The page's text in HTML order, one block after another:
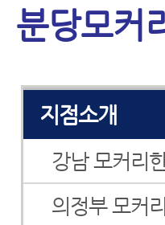
분당모커
의료진소개
지점소개
강남 모커리
의정부 모커